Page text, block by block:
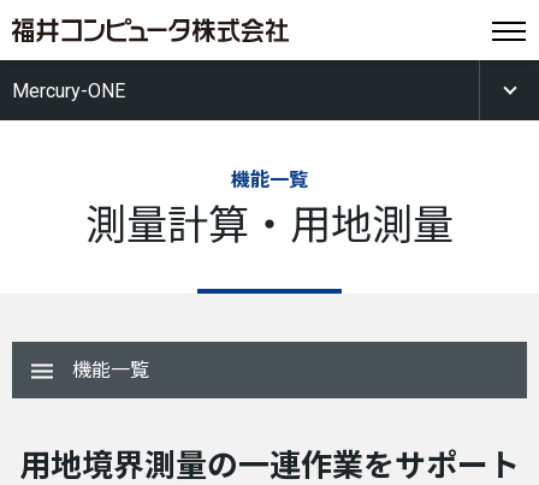
Mercury-ONE
機能一覧
測量計算・用地測量
機能一覧
用地境界測量の一連作業をサポート